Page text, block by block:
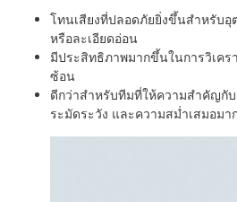
โทนเสียงที่ปลอดภัยยิ่งขึ้นสำหรับ
หรือละเอียดอ่อน
มีประสิทธิภาพมากขึ้นในการวิเคร
ซ้อน
ดีกว่าสำหรับทีมที่ให้ความสำคัญกั
ระมัดระวัง และความสม่ำเสมอมา